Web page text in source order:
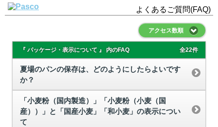
よくあるご質問(FAQ)
アクセス数順
『 パッケージ・表示について 』 内のFAQ 全22件
夏場のパンの保存は、どのようにしたらよいです
か？
「小麦粉（国内製造）」「小麦粉（小麦（国
産））」と「国産小麦」「和小麦」の表示につい
て